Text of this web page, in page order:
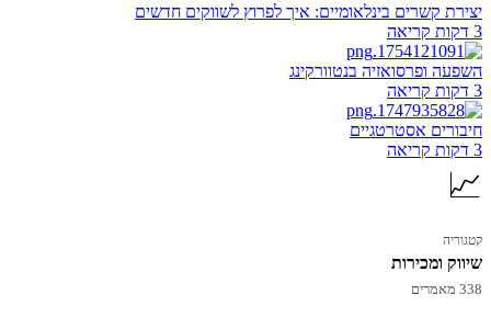
יצירת קשרים בינלאומיים: איך לפרוץ לשווקים חדשים
3 דקות קריאה
השפעה ופרסואזיה בנטוורקינג
3 דקות קריאה
חיבורים אסטרטגיים
3 דקות קריאה
📈
קטגוריה
שיווק ומכירות
338 מאמרים